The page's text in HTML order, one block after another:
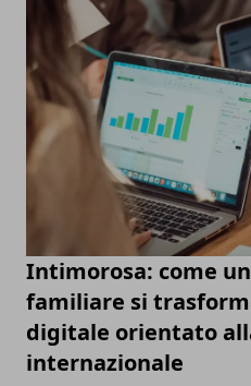
Intimorosa: come
familiare si
digitale orientato
internazionale